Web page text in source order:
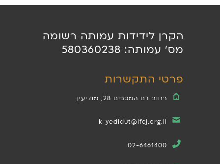
הקרן לידידות עמותה רשומה
מס' עמותה: 580360238
פרטי התקשרות
רחוב דם המכבים 28, מודיעין
k-yedidut@ifcj.org.il
02-6461400